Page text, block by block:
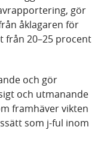
gör
åklagaren för
från 20–25 procent
och gör
och utmanande
framhäver vikten
som j-ful inom